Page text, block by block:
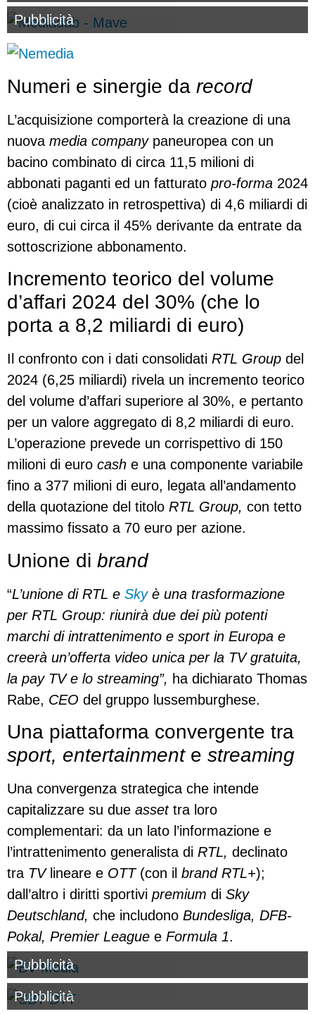
Pubblicità
Numeri e sinergie da record
L’acquisizione comporterà la creazione di una
nuova media companypaneuropea con un
bacino combinato di circa 11,5 milioni di
abbonati paganti ed un fatturato pro-forma 2024
(cioè analizzato in retrospettiva) di 4,6 miliardi di
euro, di cui circa il 45% derivante da entrate da
sottoscrizione abbonamento.
Incremento teorico del volume
d’affari 2024 del 30% (che lo
porta a 8,2 miliardi di euro)
Il confronto con i dati consolidati RTL Group del
2024 (6,25 miliardi) rivela un incremento teorico
del volume d’affari superiore al 30%, e pertanto
per un valore aggregato di 8,2 miliardi di euro.
L’operazione prevede un corrispettivo di 150
milioni di euro cash e una componente variabile
fino a 377 milioni di euro, legata all’andamento
della quotazione del titolo RTL Group, con tetto
massimo fissato a 70 euro per azione.
Unione di brand
“L’unione di RTL e Skyè una trasformazione
per RTL Group: riunirà due dei più potenti
marchi di intrattenimento e sport in Europa e
creerà un’offerta video unica per la TV gratuita,
la pay TV e lo streaming”, ha dichiarato Thomas
Rabe, CEO del gruppo lussemburghese.
Una piattaforma convergente tra
sport, entertainment e streaming
Una convergenza strategica che intende
capitalizzare su due assettra loro
complementari: da un lato l’informazione e
l’intrattenimento generalista di RTL, declinato
tra TVlineare e OTT(con il brand RTL+);
dall’altro i diritti sportivi premium di Sky
Deutschland, che includono Bundesliga, DFB-
Pokal, Premier League e Formula 1.
Pubblicità
Pubblicità